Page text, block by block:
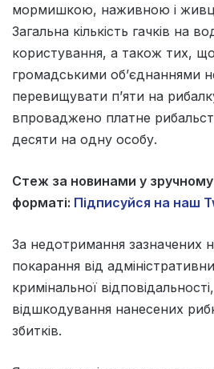
мормишкою, наживною і
Загальна кількість гачків на
користування, а також тих, що
громадськими об’єднаннями
перевищувати п’яти на
впроваджено платне
десяти на одну особу.
Стеж за новинами у зручному
форматі: Підписуйся на наш
За недотримання зазначених
покарання від
кримінальної
відшкодування нанесених
збитків.